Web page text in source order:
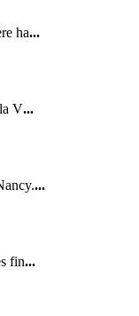
ha...
V...
...
fin...